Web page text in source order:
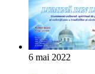
6 mai 2022